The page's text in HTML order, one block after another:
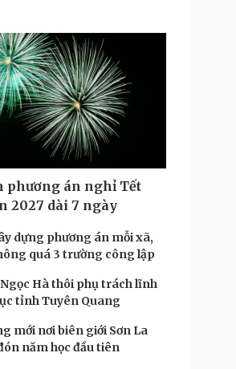
phương án nghỉ Tết
2027 dài 7 ngày
dựng phương án mỗi xã,
quá 3 trường công lập
Hà thôi phụ trách lĩnh
tỉnh Tuyên Quang
mới nơi biên giới Sơn La
năm học đầu tiên